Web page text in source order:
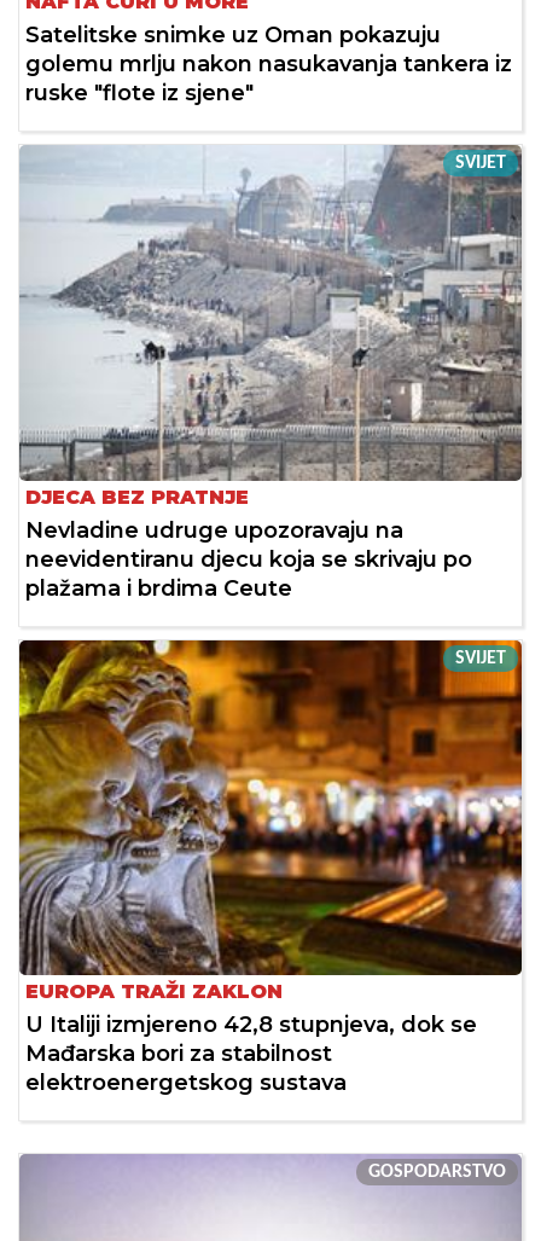
Satelitske snimke uz Oman pokazuju
golemu mrlju nakon nasukavanja tankera iz
ruske "flote iz sjene"
SVIJET
DJECA BEZ PRATNJE
Nevladine udruge upozoravaju na
neevidentiranu djecu koja se skrivaju po
plažama i brdima Ceute
SVIJET
EUROPA TRAŽI ZAKLON
U Italiji izmjereno 42,8 stupnjeva, dok se
Mađarska bori za stabilnost
elektroenergetskog sustava
GOSPODARSTVO